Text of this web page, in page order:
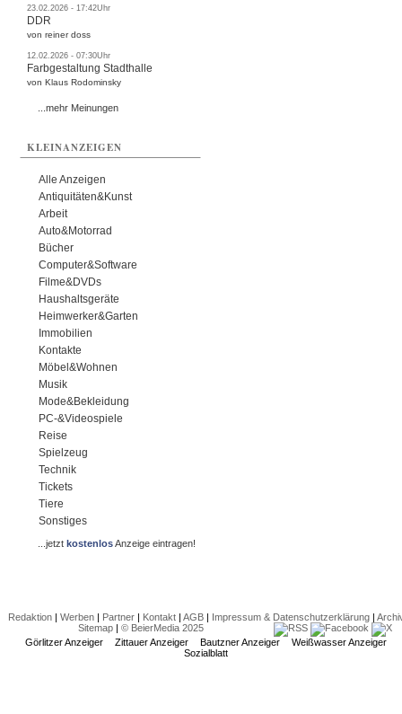
23.02.2026 - 17:42Uhr
DDR
von reiner doss
12.02.2026 - 07:30Uhr
Farbgestaltung Stadthalle
von Klaus Rodominsky
...mehr Meinungen
KLEINANZEIGEN
Alle Anzeigen
Antiquitäten&Kunst
Arbeit
Auto&Motorrad
Bücher
Computer&Software
Filme&DVDs
Haushaltsgeräte
Heimwerker&Garten
Immobilien
Kontakte
Möbel&Wohnen
Musik
Mode&Bekleidung
PC-&Videospiele
Reise
Spielzeug
Technik
Tickets
Tiere
Sonstiges
...jetztkostenlosAnzeige eintragen!
Redaktion| Werben| Partner| Kontakt| AGB| Impressum & Datenschutzerklärung|
Sitemap| © BeierMedia 2025
Görlitzer Anzeiger
Zittauer Anzeiger Bautzner Anzeiger
Weißwasser Anzeiger
Sozialblatt